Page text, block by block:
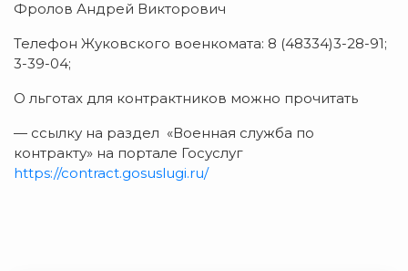
Фролов Андрей Викторович
Телефон Жуковского военкомата: 8 (48334)3-28-91;
3-39-04;
О льготах для контрактников можно прочитать
— ссылку на раздел «Военная служба по
контракту» на портале Госуслуг
https://contract.gosuslugi.ru/